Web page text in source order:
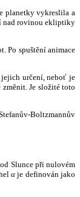
planetky vykreslila a
nad rovinou ekliptiky
Po spuštění animace
jejich určení, neboť je
Je složité toto
Boltzmannův
Slunce při nulovém
α je definován jako